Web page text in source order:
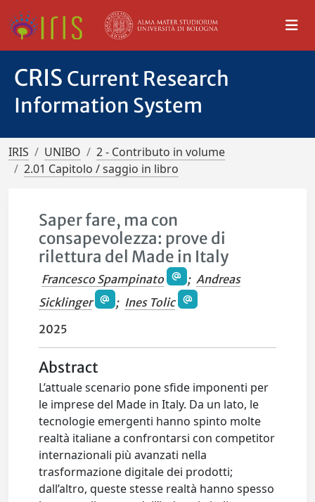
CRIS Current Research
Information System
IRIS UNIBO
2 - Contributo in volume
2.01 Capitolo / saggio in libro
Saper fare, ma con
consapevolezza: prove di
rilettura del Made in Italy
Francesco Spampinato ; Andreas
Sicklinger
; Ines Tolic
2025
Abstract
L’attuale scenario pone sfide imponenti per
le imprese del Made in Italy. Da un lato, le
tecnologie emergenti hanno spinto molte
realtà italiane a confrontarsi con competitor
internazionali più avanzati nella
trasformazione digitale dei prodotti;
dall’altro, queste stesse realtà hanno spesso